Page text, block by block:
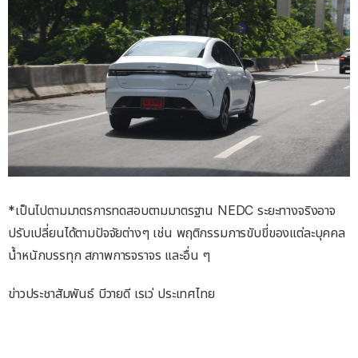
*เป็นไปตามมาตรการทดสอบตามมาตรฐาน NEDC ระยะทางจริงอาจ
ปรับเปลี่ยนได้ตามปัจจัยต่างๆ เช่น พฤติกรรมการขับขี่ของแต่ละบุคคล
น้ำหนักบรรทุก สภาพการจราจร และอื่น ๆ
ข่าวประชาสัมพันธ์ บีวายดี เรเว่ ประเทศไทย